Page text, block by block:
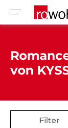
von
Filter